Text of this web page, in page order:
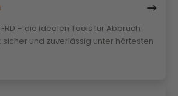
– die idealen Tools für Abbruch
sicher und zuverlässig unter härtesten